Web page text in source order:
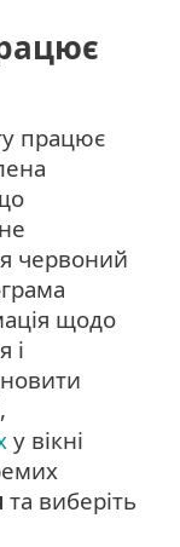
працює
червоний
щодо
і
у вікні
та виберіть